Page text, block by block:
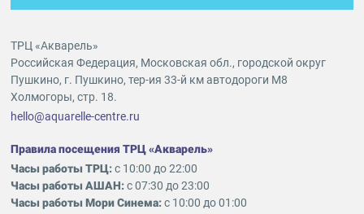
ТРЦ «Акварель»
Российская Федерация, Московская обл., городской округ
Пушкино, г. Пушкино, тер-ия 33-й км автодороги М8
Холмогоры, стр. 18.
hello@aquarelle-centre.ru
Правила посещения ТРЦ «Акварель»
Часы работы ТРЦ:с 10:00 до 22:00
Часы работы АШАН:с 07:30 до 23:00
Часы работы Мори Синема:с 10:00 до 01:00